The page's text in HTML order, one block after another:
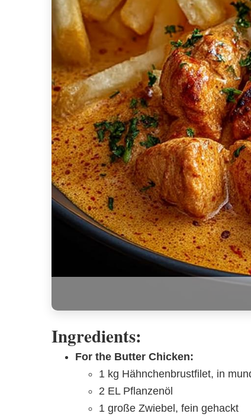
Ingredients:
For the Butter Chicken:
1 kg Hähnchenbrustfilet, in
2 EL Pflanzenöl
1 große Zwiebel, fein gehackt